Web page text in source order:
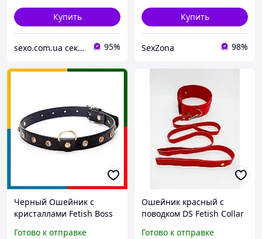
Купить
sexo.com.ua секс-шоп интернет-магазин 95%
Купить
SexZona 98%
Черный Ошейник с
кристаллами Fetish Boss
Готово к отправке
Ошейник красный с
поводком DS Fetish Collar
Готово к отправке